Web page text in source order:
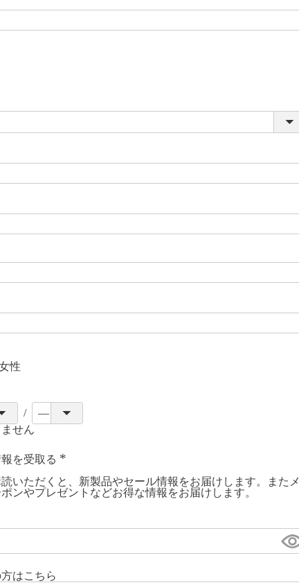
性
せん
を受取る
必
須
いただくと、新製品やセール情報をお届けします。またメ
ンやプレゼントなどお得な情報をお届けします。
はこちら